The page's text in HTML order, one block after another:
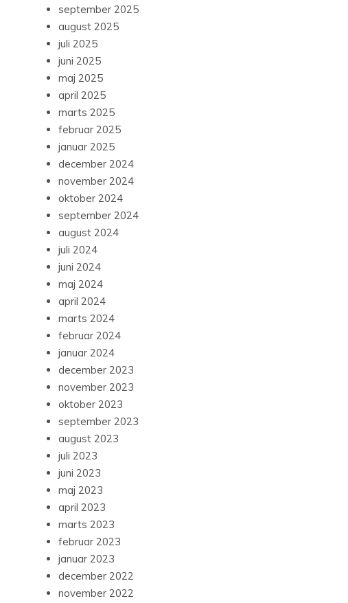
september 2025
august 2025
juli 2025
juni 2025
maj 2025
april 2025
marts 2025
februar 2025
januar 2025
december 2024
november 2024
oktober 2024
september 2024
august 2024
juli 2024
juni 2024
maj 2024
april 2024
marts 2024
februar 2024
januar 2024
december 2023
november 2023
oktober 2023
september 2023
august 2023
juli 2023
juni 2023
maj 2023
april 2023
marts 2023
februar 2023
januar 2023
december 2022
november 2022